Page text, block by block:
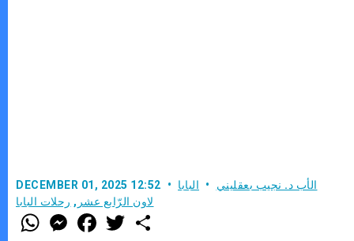
DECEMBER 01, 2025 12:52 الأب د. نجيب بعقليني
البابا
لاون الرّابع عشر , رحلات البابا
W
h
M
e
F
a
T
w